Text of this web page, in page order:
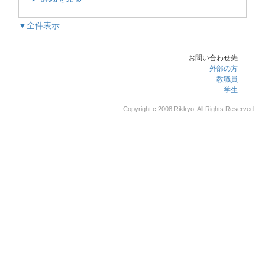
▼全件表示
お問い合わせ先
外部の方
教職員
学生
Copyright c 2008 Rikkyo, All Rights Reserved.